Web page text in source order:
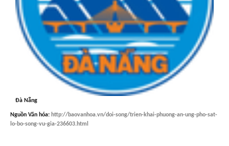
Đà Nẵng
Nguồn Văn hóa: http://baovanhoa.vn/doi-song/trien-khai-phuong-an-ung-pho-sat-
lo-bo-song-vu-gia-236603.html